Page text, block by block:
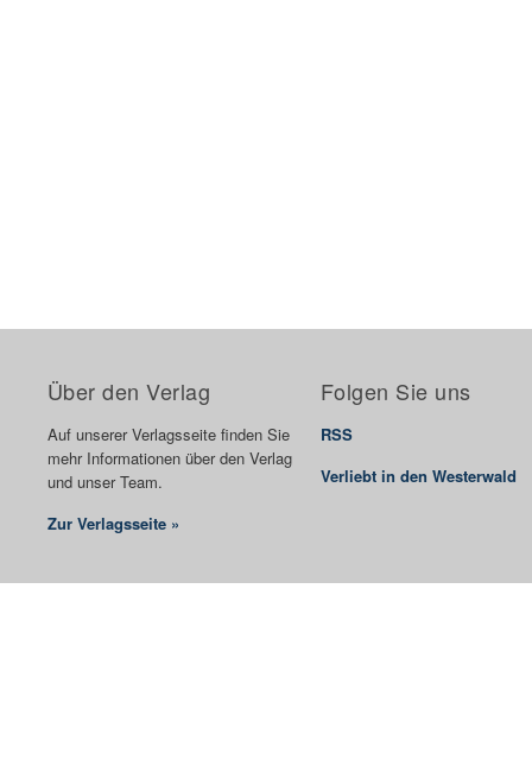
Über den Verlag
Auf unserer Verlagsseite finden Sie
mehr Informationen über den Verlag
und unser Team.
Zur Verlagsseite »
Folgen Sie uns
RSS
Verliebt in den Westerwald